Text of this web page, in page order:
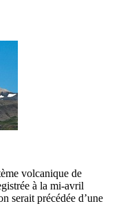
volcanique de
à la mi-avril
serait précédée d’une